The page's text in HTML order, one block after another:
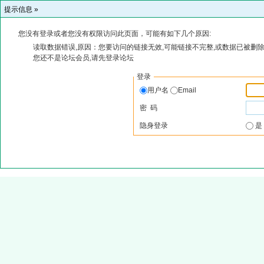
提示信息 »
您没有登录或者您没有权限访问此页面，可能有如下几个原因:
读取数据错误,原因：您要访问的链接无效,可能链接不完整,或数据已被删
您还不是论坛会员,请先登录论坛
登录
用户名
Email
密 码
隐身登录